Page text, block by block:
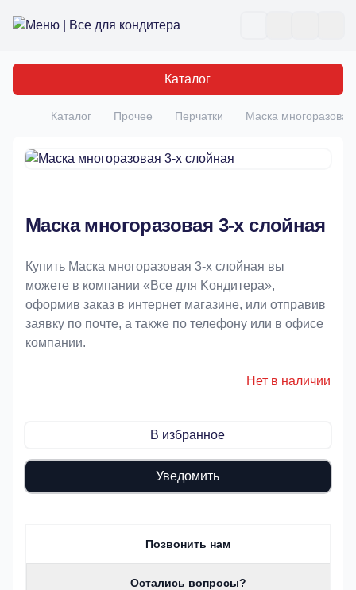
Все для кондитера
Каталог
Главная
Каталог Прочее Перчатки Маска
Маска многоразовая 3-х слойная
Купить Маска многоразовая 3-х слойная вы
можете в компании «Bce для Koндитeрa»,
оформив заказ в интернет магазине, или отправив
заявку по почте, а также по телефону или в офисе
компании.
Нет в наличии
В избранное
Уведомить
Позвонить нам
Остались вопросы?